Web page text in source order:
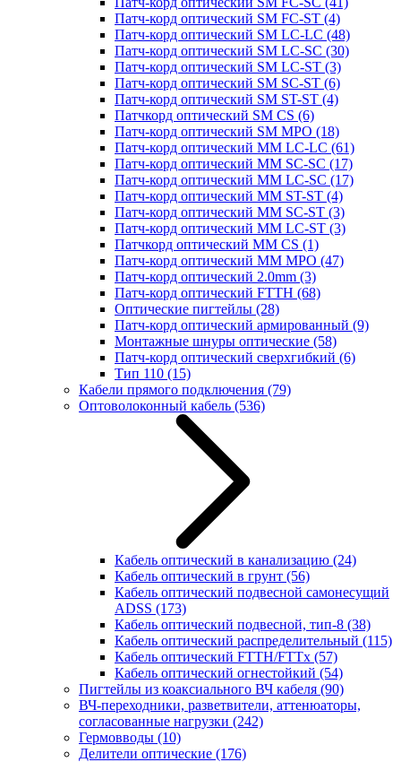
Патч-корд оптический SM FC-ST (4)
Патч-корд оптический SM LC-LC (48)
Патч-корд оптический SM LC-SC (30)
Патч-корд оптический SM LC-ST (3)
Патч-корд оптический SM SC-ST (6)
Патч-корд оптический SM ST-ST (4)
Патчкорд оптический SM CS (6)
Патч-корд оптический SM MPO (18)
Патч-корд оптический MM LC-LC (61)
Патч-корд оптический MM SC-SC (17)
Патч-корд оптический MM LC-SC (17)
Патч-корд оптический MM ST-ST (4)
Патч-корд оптический MM SC-ST (3)
Патч-корд оптический MM LC-ST (3)
Патчкорд оптический MM CS (1)
Патч-корд оптический MM MPO (47)
Патч-корд оптический 2.0mm (3)
Патч-корд оптический FTTH (68)
Оптические пигтейлы (28)
Патч-корд оптический армированный (9)
Монтажные шнуры оптические (58)
Патч-корд оптический сверхгибкий (6)
Тип 110 (15)
Кабели прямого подключения (79)
Оптоволоконный кабель (536)
Кабель оптический в канализацию (24)
Кабель оптический в грунт (56)
Кабель оптический подвесной самонесущий
ADSS (173)
Кабель оптический подвесной, тип-8 (38)
Кабель оптический распределительный (115)
Кабель оптический FTTH/FTTx (57)
Кабель оптический огнестойкий (54)
Пигтейлы из коаксиального ВЧ кабеля (90)
ВЧ-переходники, разветвители, аттенюаторы,
согласованные нагрузки (242)
Гермовводы (10)
Делители оптические (176)